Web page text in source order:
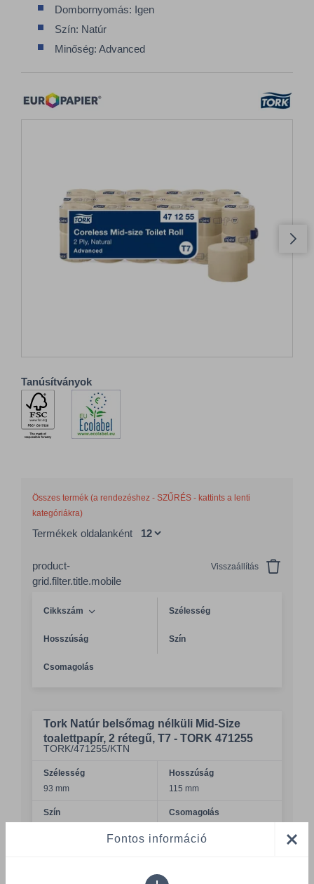
Dombornyomás: Igen
Szín: Natúr
Minőség: Advanced
Tanúsítványok
Összes termék (a rendezéshez - SZŰRÉS - kattints a lenti
kategóriákra)
Termékek oldalanként
product-
grid.filter.title.mobile
Visszaállítás
Cikkszám Szélesség
Hosszúság Szín
Csomagolás
Tork Natúr belsőmag nélküli Mid-Size
toalettpapír, 2 rétegű, T7 - TORK 471255
TORK/471255/KTN
Szélesség
93 mm
Hosszúság
115 mm
Szín
Csomagolás
Fontos információ